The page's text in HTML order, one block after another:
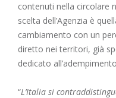
contenuti nella circolare
scelta dell’Agenzia è
cambiamento con un
diretto nei territori, già
dedicato
“L’Italia si